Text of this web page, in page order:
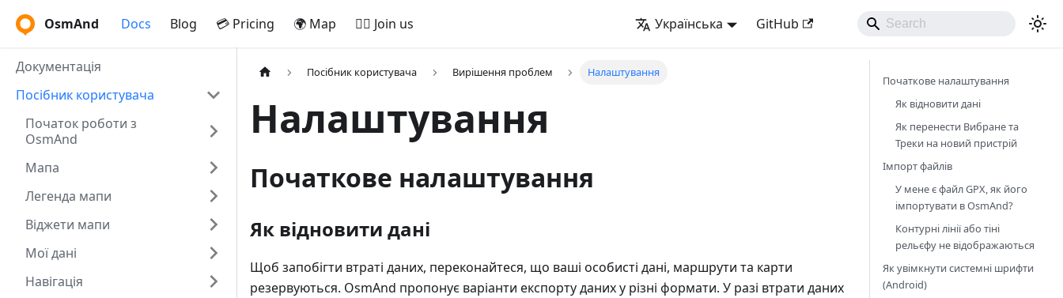
OsmAnd Docs Blog 💳 Pricing 🌍 Map 🚵‍♂️ Join us Українська GitHub
Документація
Посібник користувача
Початок роботи з
OsmAnd
Мапа
Легенда мапи
Віджети мапи
Мої дані
Навігація
Посібник користувача Вирішення проблем Налаштування
Налаштування
Початкове налаштування
Як відновити дані
Щоб запобігти втраті даних, переконайтеся, що ваші особисті дані, маршрути та карти
резервуються. OsmAnd пропонує варіанти експорту даних у різні формати. У разі втрати даних
Початкове налаштування
Як відновити дані
Як перенести Вибране та
Треки на новий пристрій
Імпорт файлів
У мене є файл GPX, як його
імпортувати в OsmAnd?
Контурні лінії або тіні
рельєфу не відображаються
Як увімкнути системні шрифти
(Android)